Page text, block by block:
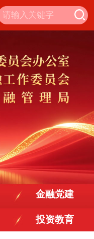
金融党建
投资教育